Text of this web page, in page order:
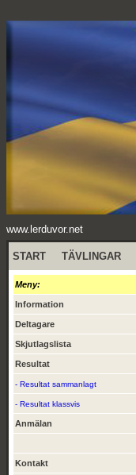
www.lerduvor.net
START TÄVLINGAR
Meny:
Information
Deltagare
Skjutlagslista
Resultat
- Resultat sammanlagt
- Resultat klassvis
Anmälan
Kontakt